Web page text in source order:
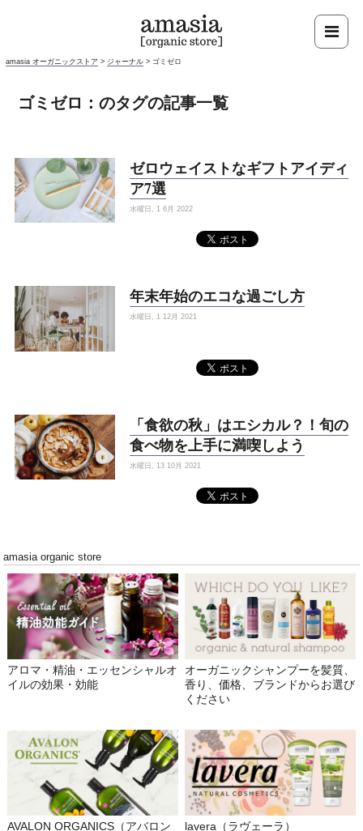
amasia オーガニックストア > ジャーナル > ゴミゼロ
ゴミゼロ：のタグの記事一覧
ゼロウェイストなギフトアイディ
ア7選
水曜日, 1 6月 2022
年末年始のエコな過ごし方
水曜日, 1 12月 2021
「食欲の秋」はエシカル？！旬の
食べ物を上手に満喫しよう
水曜日, 13 10月 2021
amasia organic store
アロマ・精油・エッセンシャルオ
イルの効果・効能
オーガニックシャンプーを髪質、
香り、価格、ブランドからお選び
ください
AVALON ORGANICS（アバロン
lavera（ラヴェーラ）